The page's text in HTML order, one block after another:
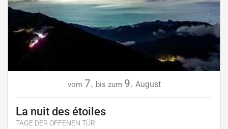
vom 7. bis zum 9. August
La nuit des étoiles
TAGE DER OFFENEN TÜR